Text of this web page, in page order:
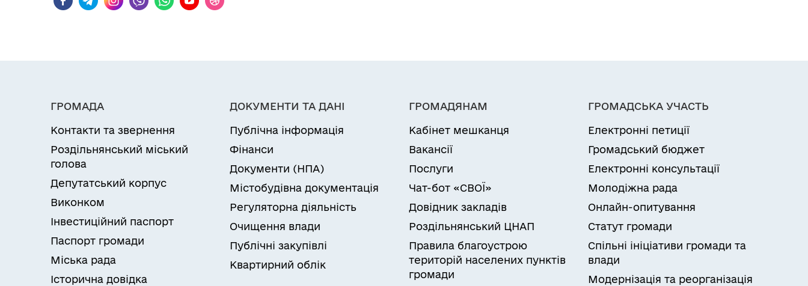
ГРОМАДА
Контакти та звернення
Роздільнянський міський
голова
Депутатський корпус
Виконком
Інвестиційний паспорт
Паспорт громади
Міська рада
Історична довідка
ДОКУМЕНТИ ТА ДАНІ
Публічна інформація
Фінанси
Документи (НПА)
Містобудівна документація
Регуляторна діяльність
Очищення влади
Публічні закупівлі
Квартирний облік
ГРОМАДЯНАМ
Кабінет мешканця
Вакансії
Послуги
Чат-бот «СВОЇ»
Довідник закладів
Роздільнянський ЦНАП
Правила благоустрою
територій населених пунктів
громади
ГРОМАДСЬКА УЧАСТЬ
Електронні петиції
Громадський бюджет
Електронні консультації
Молодіжна рада
Онлайн-опитування
Статут громади
Спільні ініціативи громади та
влади
Модернізація та реорганізація